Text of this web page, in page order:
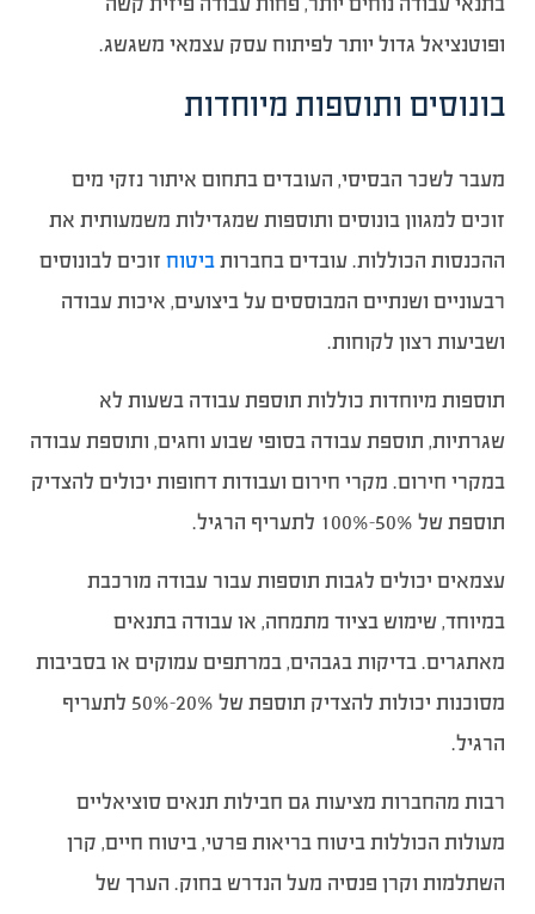
ופוטנציאל גדול יותר לפיתוח עסק עצמאי משגשג.
בונוסים ותוספות מיוחדות
מעבר לשכר הבסיסי, העובדים בתחום איתור נזקי מים
זוכים למגוון בונוסים ותוספות שמגדילות משמעותית את
ההכנסות הכוללות. עובדים בחברותביטוח זוכים לבונוסים
רבעוניים ושנתיים המבוססים על ביצועים, איכות עבודה
ושביעות רצון לקוחות.
תוספות מיוחדות כוללות תוספת עבודה בשעות לא
שגרתיות, תוספת עבודה בסופי שבוע וחגים, ותוספת עבודה
במקרי חירום. מקרי חירום ועבודות דחופות יכולים להצדיק
תוספת של 50%-100% לתעריף הרגיל.
עצמאים יכולים לגבות תוספות עבור עבודה מורכבת
במיוחד, שימוש בציוד מתמחה, או עבודה בתנאים
מאתגרים. בדיקות בגבהים, במרתפים עמוקים או בסביבות
מסוכנות יכולות להצדיק תוספת של 20%-50% לתעריף
הרגיל.
רבות מהחברות מציעות גם חבילות תנאים סוציאליים
מעולות הכוללות ביטוח בריאות פרטי, ביטוח חיים, קרן
השתלמות וקרן פנסיה מעל הנדרש בחוק. הערך של